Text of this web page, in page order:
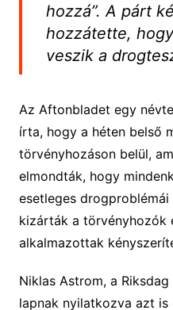
hozzá”. A párt
hozzátette,
veszik a
Az Aftonbladet egy
írta, hogy a héten belső
törvényhozáson belül,
elmondták, hogy
esetleges
kizárták a törvényhozók
alkalmazottak
Niklas Astrom, a
lapnak nyilatkozva azt